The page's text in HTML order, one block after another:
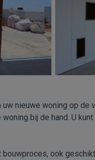
nieuwe woning op de
bij de hand. U
ook